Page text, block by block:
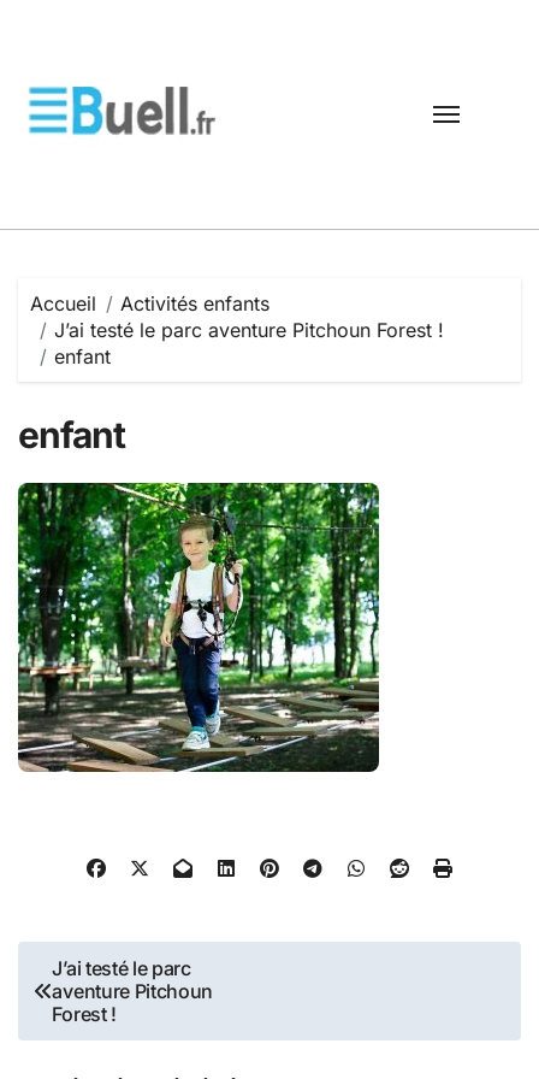
Accueil
Activités enfants
J’ai testé le parc aventure Pitchoun Forest !
enfant
enfant
Navigation
de
l’article
J’ai testé le parc
aventure Pitchoun
Forest !